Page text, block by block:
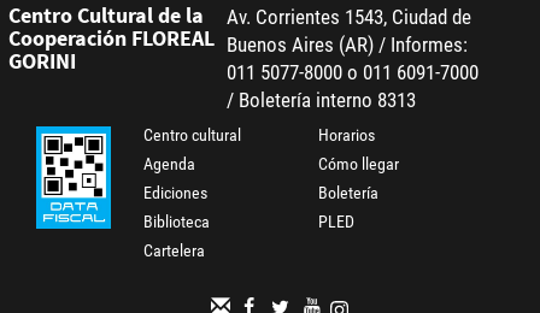
Centro Cultural de la
Cooperación FLOREAL
GORINI
Av. Corrientes 1543, Ciudad de
Buenos Aires (AR) / Informes:
011 5077-8000 o 011 6091-7000
/ Boletería interno 8313
Centro cultural
Agenda
Ediciones
Biblioteca
Cartelera
Horarios
Cómo llegar
Boletería
PLED